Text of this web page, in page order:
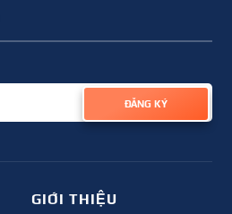
ĐĂNG KÝ
GIỚI THIỆU